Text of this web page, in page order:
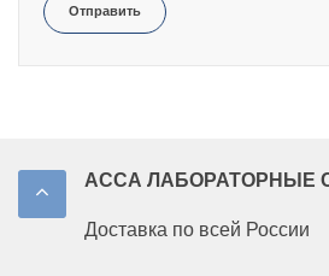
Отправить
АССА ЛАБОРАТОРНЫЕ
Доставка по всей России